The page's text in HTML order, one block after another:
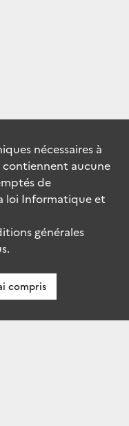
nécessaires à
aucune
de
loi Informatique et
générales
compris